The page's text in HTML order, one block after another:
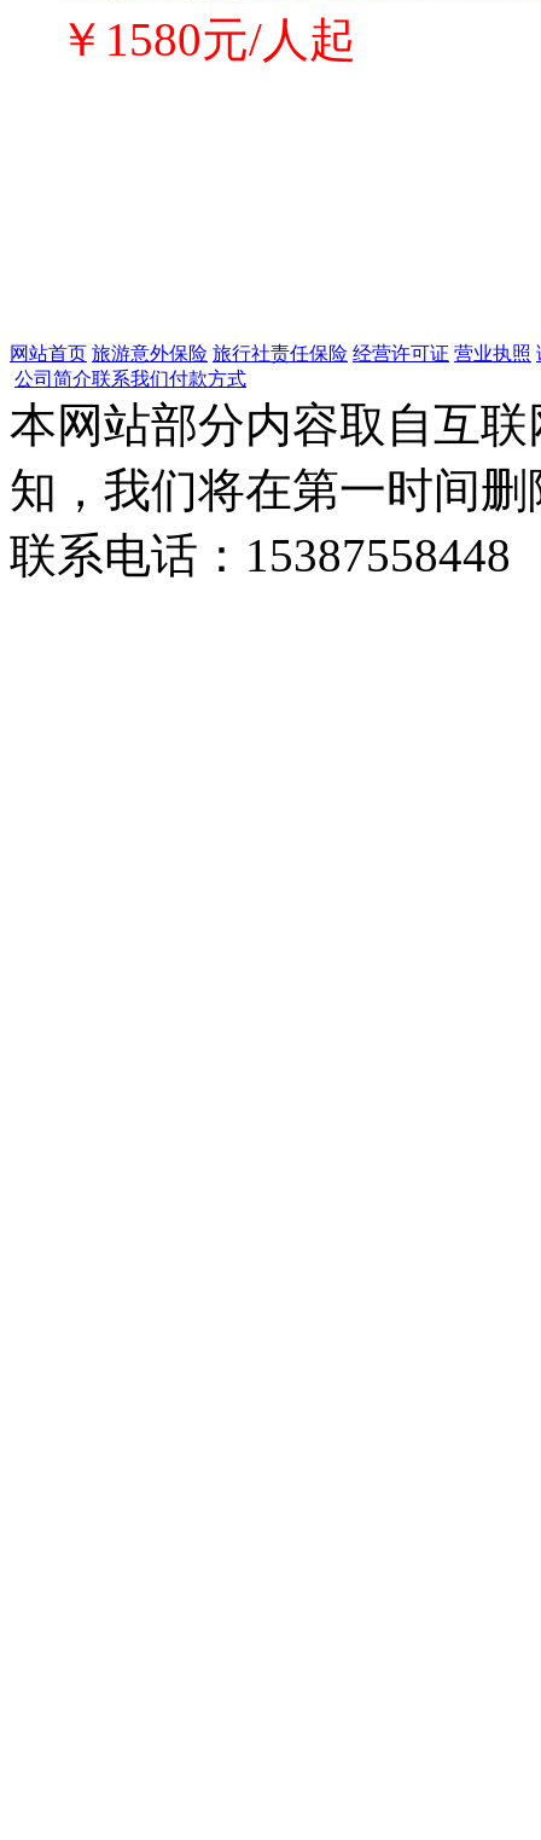
￥1580元/人起
网站首页 旅游意外保险 旅行社责任保险 经营许可证 营业执照
公司简介联系我们付款方式
本网站部分内容取自互
知，我们将在第一时间
联系电话：15387558448